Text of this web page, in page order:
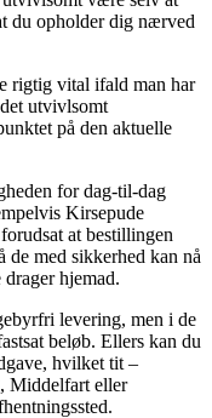
du opholder dig nærved
rigtig vital ifald man har
utvivlsomt
på den aktuelle
for dag-til-dag
Kirsepude
at bestillingen
de med sikkerhed kan nå
hjemad.
levering, men i de
beløb. Ellers kan du
hvilket tit –
Middelfart eller